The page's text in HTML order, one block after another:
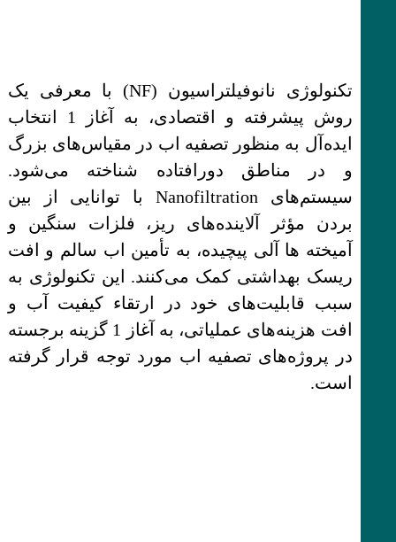
تکنولوژی نانوفیلتراسیون (NF) با معرفی یک
روش پیشرفته و اقتصادی، به آغاز 1 انتخاب
ایده‌آل به منظور تصفیه اب در مقیاس‌های بزرگ
و در مناطق دورافتاده شناخته می‌شود.
سیستم‌های Nanofiltration با توانایی از بین
بردن مؤثر آلاینده‌های ریز، فلزات سنگین و
آمیخته ها آلی پیچیده، به تأمین اب سالم و افت
ریسک بهداشتی کمک می‌کنند. این تکنولوژی به
سبب قابلیت‌های خود در ارتقاء کیفیت آب و
افت هزینه‌های عملیاتی، به آغاز 1 گزینه برجسته
در پروژه‌های تصفیه اب مورد توجه قرار گرفته
است.